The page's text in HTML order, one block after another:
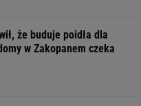
że buduje poidła dla
w Zakopanem czeka